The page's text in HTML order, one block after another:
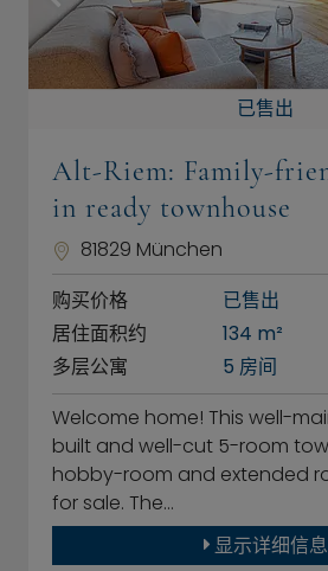
已售出
Alt-Riem: Family-
in ready townhouse
81829 München
购买价格
已售出
居住面积约
134 m²
多层公寓
5 房间
Welcome home! This well-
built and well-cut 5-room
hobby-room and extended
for sale. The…
显示详细信息